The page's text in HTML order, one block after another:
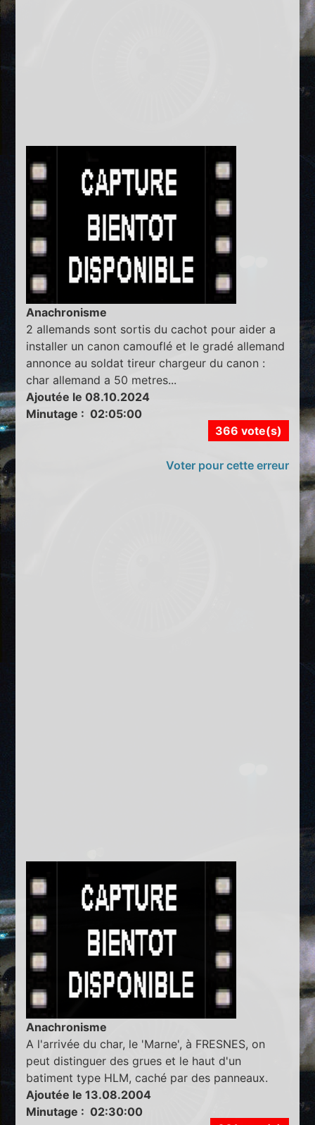
Anachronisme
2 allemands sont sortis du cachot pour aider a
installer un canon camouflé et le gradé allemand
annonce au soldat tireur chargeur du canon :
char allemand a 50 metres...
Ajoutée le 08.10.2024
Minutage : 02:05:00
366 vote(s)
Voter pour cette erreur
Anachronisme
A l'arrivée du char, le 'Marne', à FRESNES, on
peut distinguer des grues et le haut d'un
batiment type HLM, caché par des panneaux.
Ajoutée le 13.08.2004
Minutage : 02:30:00